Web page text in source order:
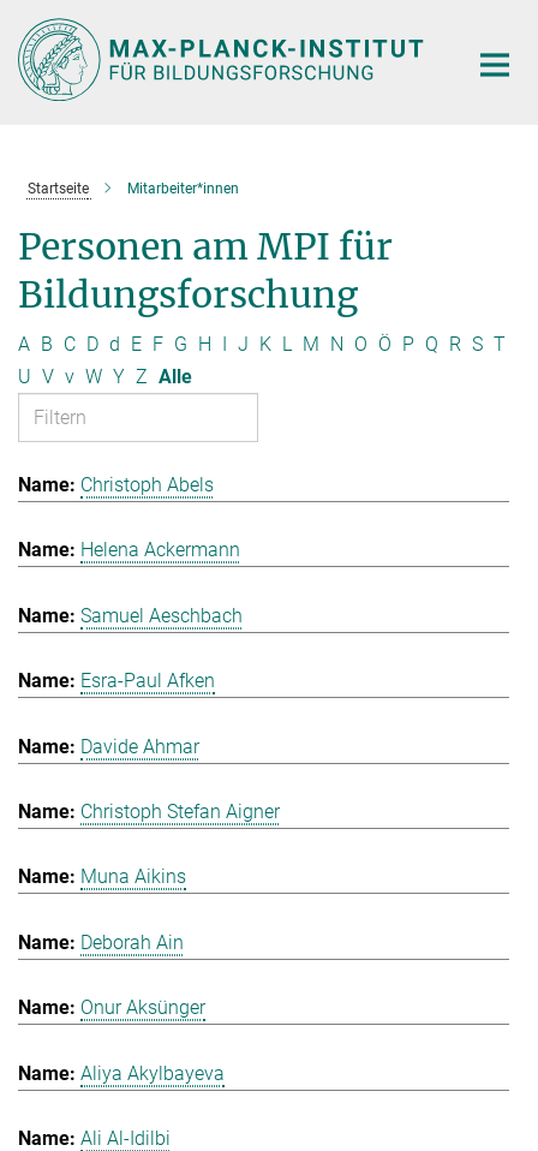
Hauptinhalt
Startseite Mitarbeiter*innen
Personen am MPI für
Bildungsforschung
A B C D d E F G H I J K L M N O Ö P Q R S T
U V v W Y Z Alle
Christoph Abels
Helena Ackermann
Samuel Aeschbach
Esra-Paul Afken
Davide Ahmar
Christoph Stefan Aigner
Muna Aikins
Deborah Ain
Onur Aksünger
Aliya Akylbayeva
Ali Al-Idilbi